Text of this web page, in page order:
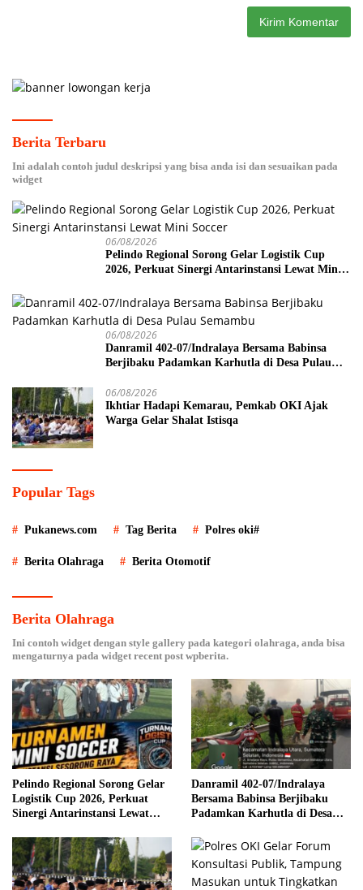
Berita Terbaru
Ini adalah contoh judul deskripsi yang bisa anda isi dan sesuaikan pada
widget
06/08/2026
Pelindo Regional Sorong Gelar Logistik Cup
2026, Perkuat Sinergi Antarinstansi Lewat Mini
06/08/2026
Danramil 402-07/Indralaya Bersama Babinsa
Berjibaku Padamkan Karhutla di Desa Pulau
06/08/2026
Ikhtiar Hadapi Kemarau, Pemkab OKI Ajak
Warga Gelar Shalat Istisqa
Popular Tags
Pukanews.com Tag Berita Polres oki#
Berita Olahraga Berita Otomotif
Berita Olahraga
Ini contoh widget dengan style gallery pada kategori olahraga, anda bisa
mengaturnya pada widget recent post wpberita.
Pelindo Regional Sorong Gelar
Logistik Cup 2026, Perkuat
Sinergi Antarinstansi Lewat
Danramil 402-07/Indralaya
Bersama Babinsa Berjibaku
Padamkan Karhutla di Desa